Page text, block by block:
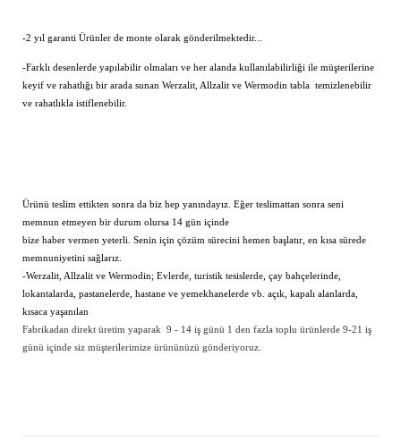
-2 yıl garanti Ürünler de monte olarak gönderilmektedir...
-Farklı desenlerde yapılabilir olmaları ve her alanda kullanılabilirliği ile müşterilerine
keyif ve rahatlığı bir arada sunan Werzalit, Allzalit ve Wermodin tabla temizlenebilir
ve rahatlıkla istiflenebilir.
Ürünü teslim ettikten sonra da biz hep yanındayız. Eğer teslimattan sonra seni
memnun etmeyen bir durum olursa 14 gün içinde
bize haber vermen yeterli. Senin için çözüm sürecini hemen başlatır, en kısa sürede
memnuniyetini sağlarız.
-Werzalit, Allzalit ve Wermodin; Evlerde, turistik tesislerde, çay bahçelerinde,
lokantalarda, pastanelerde, hastane ve yemekhanelerde vb. açık, kapalı alanlarda,
kısaca yaşanılan
Fabrikadan direkt üretim yaparak 9 - 14 iş günü 1 den fazla toplu ürünlerde 9-21 iş
günü içinde siz müşterilerimize ürününüzü gönderiyoruz.